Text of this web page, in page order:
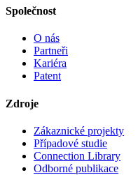
Společnost
O nás
Partneři
Kariéra
Patent
Zdroje
Zákaznické projekty
Případové studie
Connection Library
Odborné publikace